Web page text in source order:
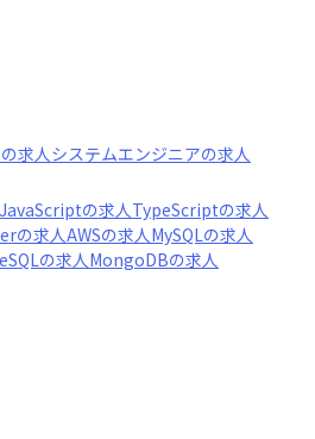
の求人システムエンジニアの求人
JavaScriptの求人TypeScriptの求人
の求人AWSの求人MySQLの求人
の求人MongoDBの求人